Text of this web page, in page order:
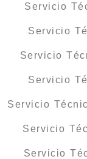
Servicio
Servicio
Servicio
Servicio
Servicio
Servicio
Servicio